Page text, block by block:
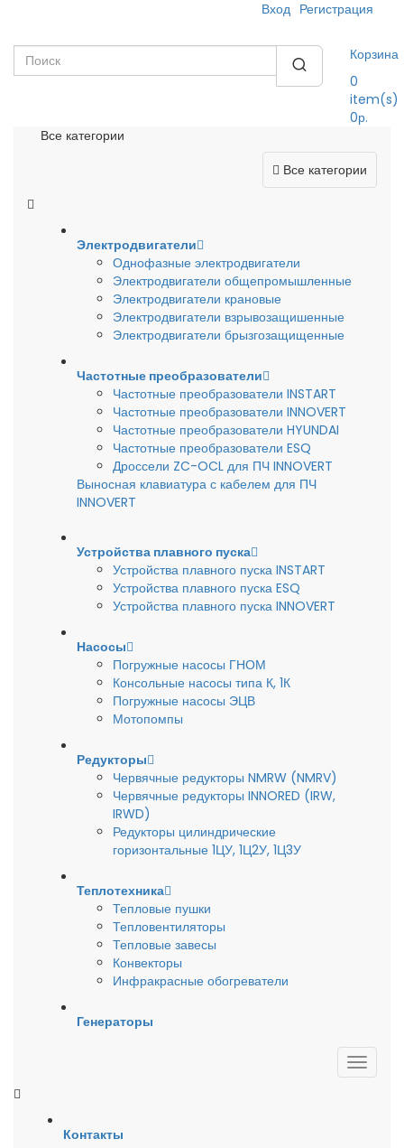
Вход Регистрация
Корзина
0
item(s)
0р.
Все категории
Все категории
Электродвигатели
Однофазные электродвигатели
Электродвигатели общепромышленные
Электродвигатели крановые
Электродвигатели взрывозащишенные
Электродвигатели брызгозащищенные
Частотные преобразователи
Частотные преобразователи INSTART
Частотные преобразователи INNOVERT
Частотные преобразователи HYUNDAI
Частотные преобразователи ESQ
Дроссели ZC-OCL для ПЧ INNOVERT
Выносная клавиатура с кабелем для ПЧ
INNOVERT
Устройства плавного пуска
Устройства плавного пуска INSTART
Устройства плавного пуска ESQ
Устройства плавного пуска INNOVERT
Насосы
Погружные насосы ГНОМ
Консольные насосы типа К, 1К
Погружные насосы ЭЦВ
Мотопомпы
Редукторы
Червячные редукторы NMRW (NMRV)
Червячные редукторы INNORED (IRW,
IRWD)
Редукторы цилиндрические
горизонтальные 1ЦУ, 1Ц2У, 1Ц3У
Теплотехника
Тепловые пушки
Тепловентиляторы
Тепловые завесы
Конвекторы
Инфракрасные обогреватели
Генераторы
Контакты